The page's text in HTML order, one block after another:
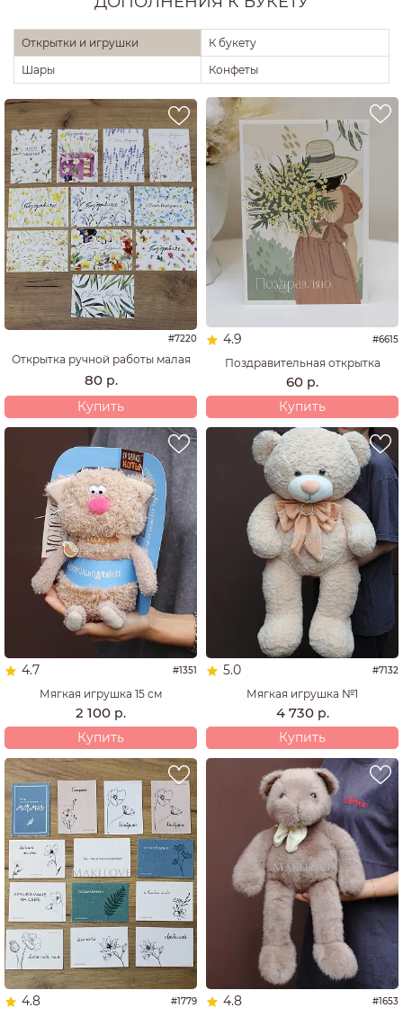
Открытки и игрушки
К букету
Шары
Конфеты
#7220
Открытка ручной работы малая
80 р.
Купить
4.9 #6615
Поздравительная открытка
60 р.
Купить
4.7 #1351
Мягкая игрушка 15 см
2 100 р.
Купить
5.0 #7132
Мягкая игрушка №1
4 730 р.
Купить
4.8 #1779 4.8 #1653